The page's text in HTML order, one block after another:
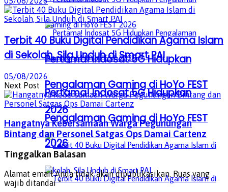
Pertama! Indosat 5G Hidupkan
Pengalaman Gaming di HoYo FEST
2026
Pertama! Indosat 5G Hidupkan
Pengalaman Gaming di HoYo FEST
2026
Terbit 40 Buku Digital Pendidikan Agama Islam
di Sekolah, Sila Unduh di Smart PAI
05/08/2026
Next Post
Hangatnya Kebersamaan Warga Pegunungan
Bintang dan Personel Satgas Ops Damai Cartenz
Tinggalkan Balasan
Alamat email Anda tidak akan dipublikasikan. Ruas yang
wajib ditandai*